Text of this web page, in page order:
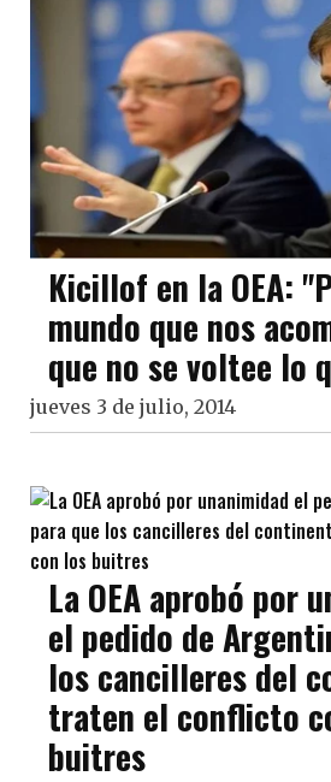
Kicillof en la OEA:
mundo que nos
que no se voltee lo
jueves 3 de julio, 2014
La OEA aprobó por
el pedido de
los cancilleres del
traten el conflicto
buitres